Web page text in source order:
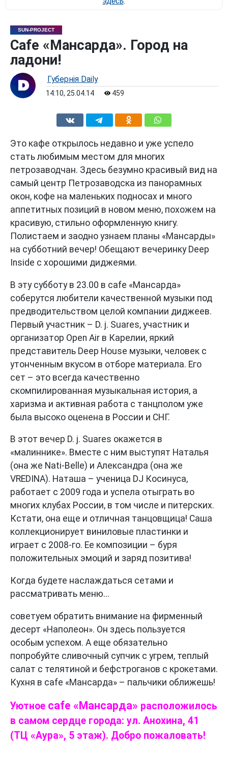
SUN-PROJECT
Cafe «Мансарда». Город на
ладони!
Губернiя Daily
14:10, 25.04.14 459
Это кафе открылось недавно и уже успело
стать любимым местом для многих
петрозаводчан. Здесь безумно красивый вид на
самый центр Петрозаводска из панорамных
окон, кофе на маленьких подносах и много
аппетитных позиций в новом меню, похожем на
красивую, стильно оформленную книгу.
Полистаем и заодно узнаем планы «Мансарды»
на субботний вечер! Обещают вечеринку Deep
Inside с хорошими диджеями.
В эту субботу в 23.00 в cafe «Мансарда»
соберутся любители качественной музыки под
предводительством целой компании диджеев.
Первый участник – D. j. Suares, участник и
организатор Open Air в Карелии, яркий
представитель Deep House музыки, человек с
утонченным вкусом в отборе материала. Его
сет – это всегда качественно
скомпилированная музыкальная история, а
харизма и активная работа с танцполом уже
была высоко оценена в России и СНГ.
В этот вечер D. j. Suares окажется в
«малиннике». Вместе с ним выступят Наталья
(она же Nati-Belle) и Александра (она же
VREDINA). Наташа – ученица DJ Косинуса,
работает с 2009 года и успела отыграть во
многих клубах России, в том числе и питерских.
Кстати, она еще и отличная танцовщица! Саша
коллекционирует виниловые пластинки и
играет с 2008-го. Ее композиции – буря
положительных эмоций и заряд позитива!
Когда будете наслаждаться сетами и
рассматривать меню...
советуем обратить внимание на фирменный
десерт «Наполеон». Он здесь пользуется
особым успехом. А еще обязательно
попробуйте сливочный супчик с угрем, теплый
салат с телятиной и бефстроганов с крокетами.
Кухня в cafe «Мансарда» – пальчики оближешь!
Уютное cafe «Мансарда» расположилось
в самом сердце города: ул. Анохина, 41
(ТЦ «Аура», 5 этаж). Добро пожаловать!